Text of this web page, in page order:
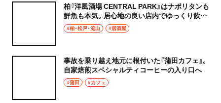
柏『洋風酒場 CENTRAL PARK』はナポリタンも
鮮魚も本気。居心地の良い店内でゆっくり飲み
たい夜
#柏・松戸・流山 #居酒屋
事故を乗り越え地元に根付いた『蒲田カフェ』。
自家焙煎スペシャルティコーヒーの入り口へ
#蒲田 #カフェ